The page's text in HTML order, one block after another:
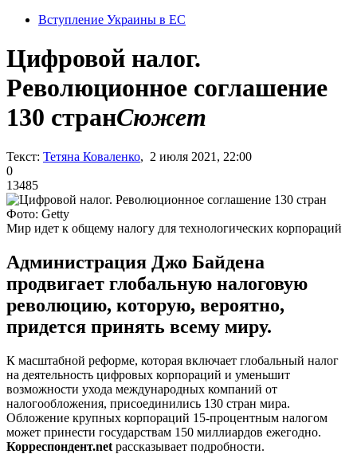
Вступление Украины в ЕС
Цифровой налог.
Революционное соглашение
130 странСюжет
Текст: Тетяна Коваленко, 2 июля 2021, 22:00
0
13485
Фото: Getty
Мир идет к общему налогу для технологических корпораций
Администрация Джо Байдена
продвигает глобальную налоговую
революцию, которую, вероятно,
придется принять всему миру.
К масштабной реформе, которая включает глобальный налог
на деятельность цифровых корпораций и уменьшит
возможности ухода международных компаний от
налогообложения, присоединились 130 стран мира.
Обложение крупных корпораций 15-процентным налогом
может принести государствам 150 миллиардов ежегодно.
Корреспондент.net рассказывает подробности.